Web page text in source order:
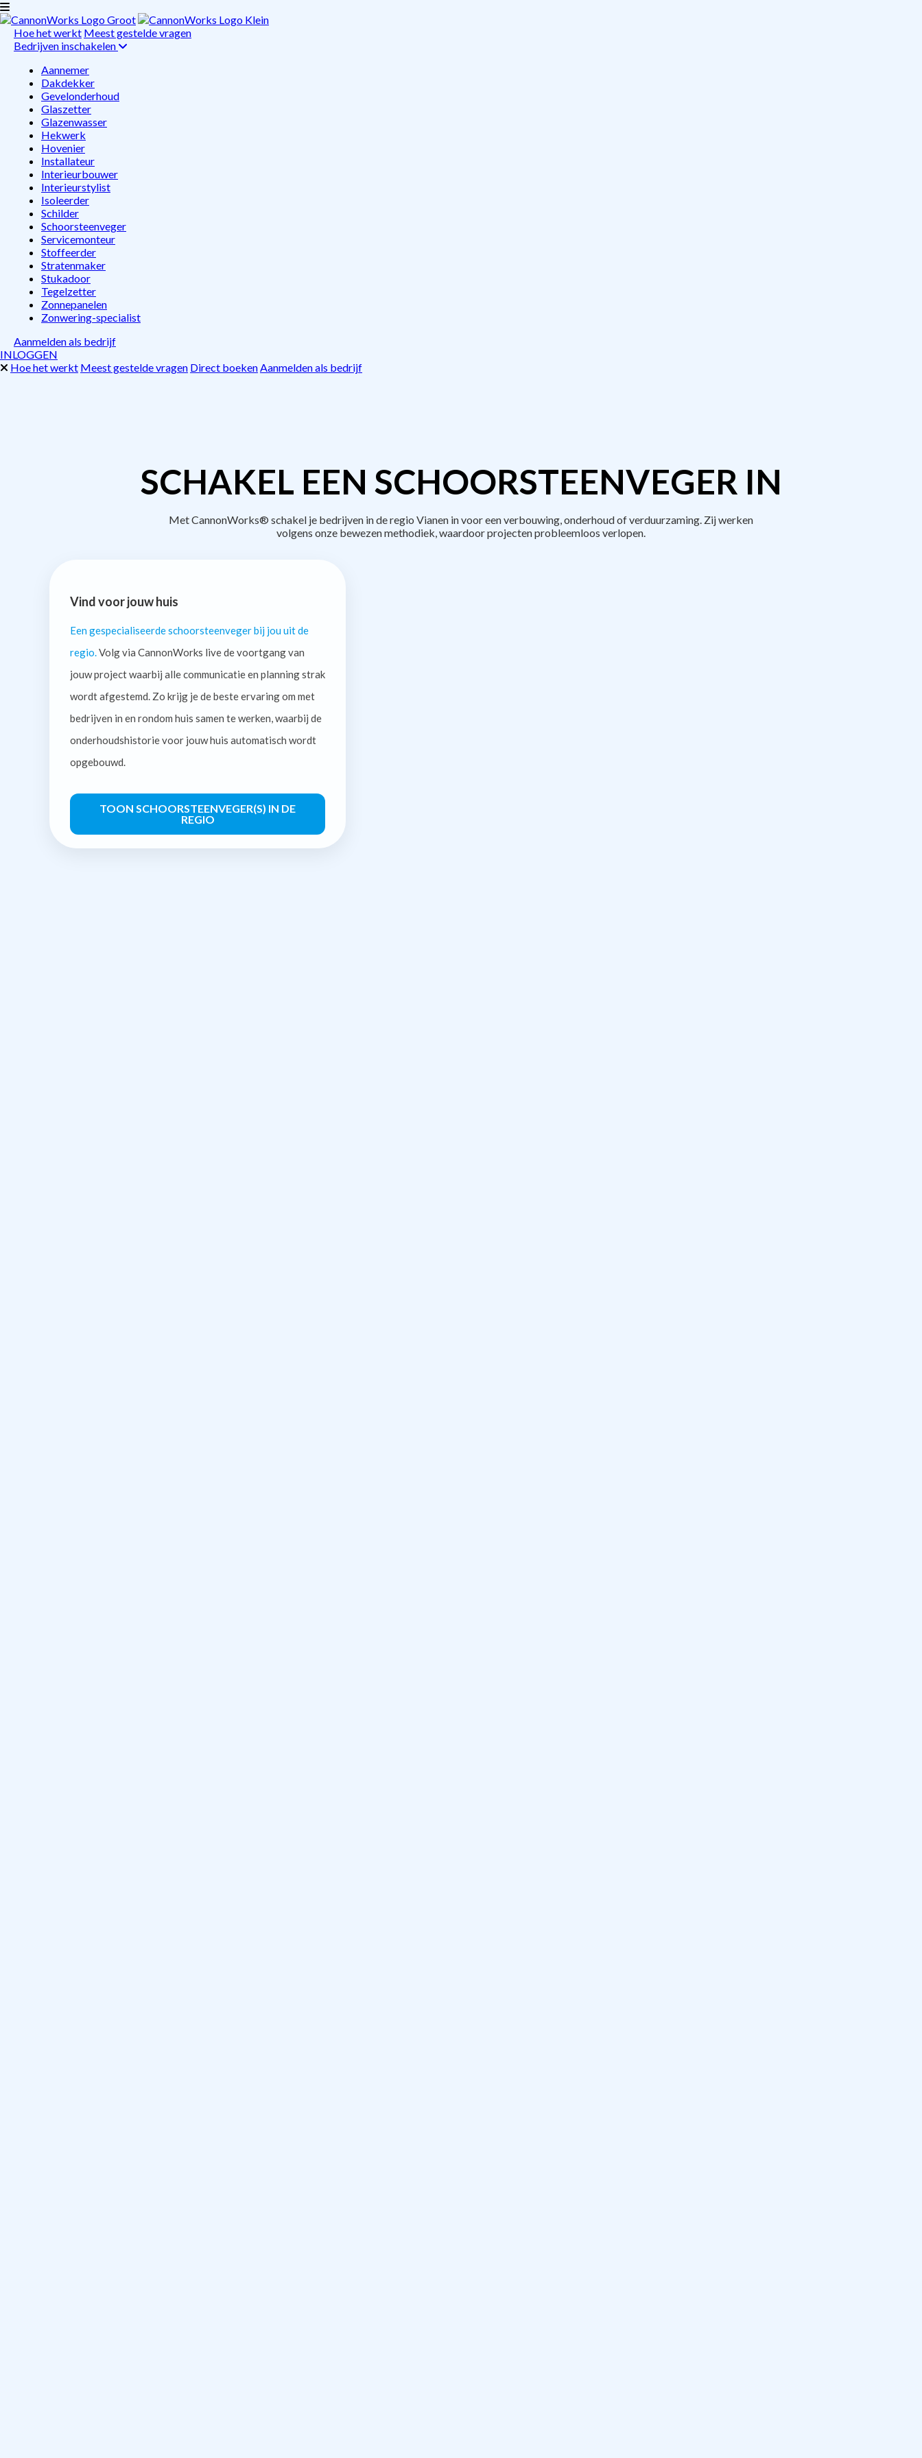
Hoe het werkt Meest gestelde vragen
Bedrijven inschakelen
Aannemer
Dakdekker
Gevelonderhoud
Glaszetter
Glazenwasser
Hekwerk
Hovenier
Installateur
Interieurbouwer
Interieurstylist
Isoleerder
Schilder
Schoorsteenveger
Servicemonteur
Stoffeerder
Stratenmaker
Stukadoor
Tegelzetter
Zonnepanelen
Zonwering-specialist
Aanmelden als bedrijf
INLOGGEN
Hoe het werkt Meest gestelde vragen Direct boekenAanmelden als bedrijf
SCHAKEL EEN SCHOORSTEENVEGER IN
Met CannonWorks® schakel je bedrijven in de regio Vianen in voor een verbouwing, onderhoud of verduurzaming. Zij werken
volgens onze bewezen methodiek, waardoor projecten probleemloos verlopen.
Vind voor jouw huis
Een gespecialiseerde schoorsteenveger bij jou uit de
regio. Volg via CannonWorks live de voortgang van
jouw project waarbij alle communicatie en planning strak
wordt afgestemd. Zo krijg je de beste ervaring om met
bedrijven in en rondom huis samen te werken, waarbij de
onderhoudshistorie voor jouw huis automatisch wordt
opgebouwd.
TOON SCHOORSTEENVEGER(S) IN DE
REGIO